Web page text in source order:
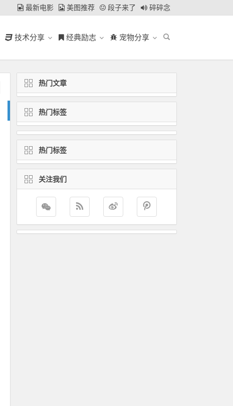
最新电影 美图推荐 段子来了 碎碎念
技术分享 经典励志 宠物分享
热门文章
热门标签
热门标签
关注我们